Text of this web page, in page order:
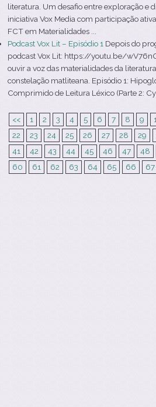
literatura. Um desafio entre exploração e
iniciativa Vox Media com participação
FCT em Materialidades ...
Podcast Vox Lit – Episódio 1 Depois do
podcast Vox Lit: https://youtu.be/
ouvir a voz das materialidades da
constelação matliteana. Episódio 1:
Comprimido de Leitura Léxico (Parte 2:
<< 1 2 3 4 5 6 7 8 9
22
23 24 25 26 27 28 29
41
42 43 44 45 46 47 48
60
61 62 63 64 65 66 67